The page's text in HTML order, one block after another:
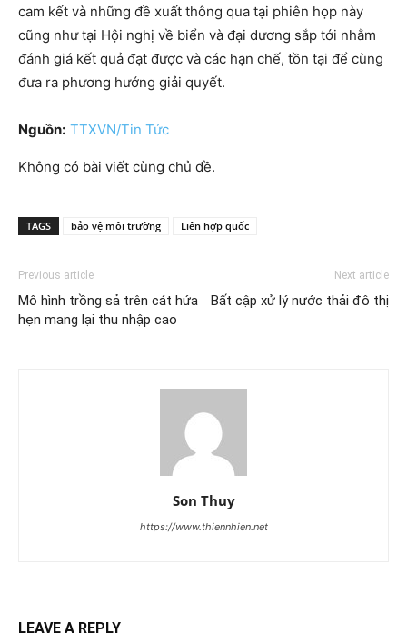
cam kết và những đề xuất thông qua tại phiên họp này
cũng như tại Hội nghị về biển và đại dương sắp tới nhằm
đánh giá kết quả đạt được và các hạn chế, tồn tại để cùng
đưa ra phương hướng giải quyết.
Nguồn: TTXVN/Tin Tức
Không có bài viết cùng chủ đề.
TAGS bảo vệ môi trường Liên hợp quốc
Previous article
Mô hình trồng sả trên cát hứa
hẹn mang lại thu nhập cao
Next article
Bất cập xử lý nước thải đô thị
Son Thuy
https://www.thiennhien.net
LEAVE A REPLY